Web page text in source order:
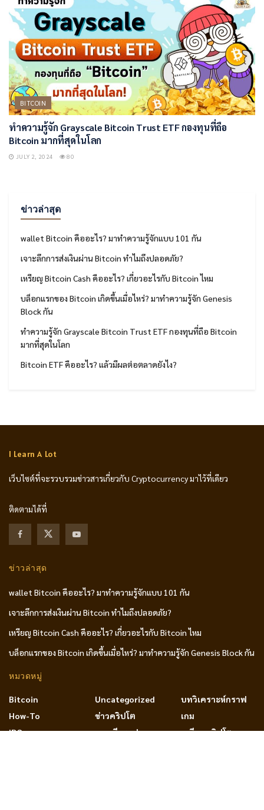
BITCOIN
ทำความรู้จัก Grayscale Bitcoin Trust ETF กองทุนที่ถือ
Bitcoin มากที่สุดในโลก
JULY 2, 2024 80
ข่าวล่าสุด
wallet Bitcoin คืออะไร? มาทำความรู้จักแบบ 101 กัน
เจาะลึกการส่งเงินผ่าน Bitcoin ทำไมถึงปลอดภัย?
เหรียญ Bitcoin Cash คืออะไร? เกี่ยวอะไรกับ Bitcoin ไหม
บล็อกแรกของ Bitcoin เกิดขึ้นเมื่อไหร่? มาทำความรู้จัก Genesis
Block กัน
ทำความรู้จัก Grayscale Bitcoin Trust ETF กองทุนที่ถือ Bitcoin
มากที่สุดในโลก
Bitcoin ETF คืออะไร? แล้วมีผลต่อตลาดยังไง?
I Learn A Lot
เว็บไซต์ที่จะรวบรวมข่าวสารเกี่ยวกับ Cryptocurrency มาไว้ที่เดียว
ติดตามได้ที่
ข่าวล่าสุด
wallet Bitcoin คืออะไร? มาทำความรู้จักแบบ 101 กัน
เจาะลึกการส่งเงินผ่าน Bitcoin ทำไมถึงปลอดภัย?
เหรียญ Bitcoin Cash คืออะไร? เกี่ยวอะไรกับ Bitcoin ไหม
บล็อกแรกของ Bitcoin เกิดขึ้นเมื่อไหร่? มาทำความรู้จัก Genesis Block กัน
หมวดหมู่
Bitcoin
How-To
IDO
Uncategorized
ข่าวคริปโต
ทฤษฎีกราฟ
บทวิเคราะห์กราฟ
เกม
เหรียญคริปโต